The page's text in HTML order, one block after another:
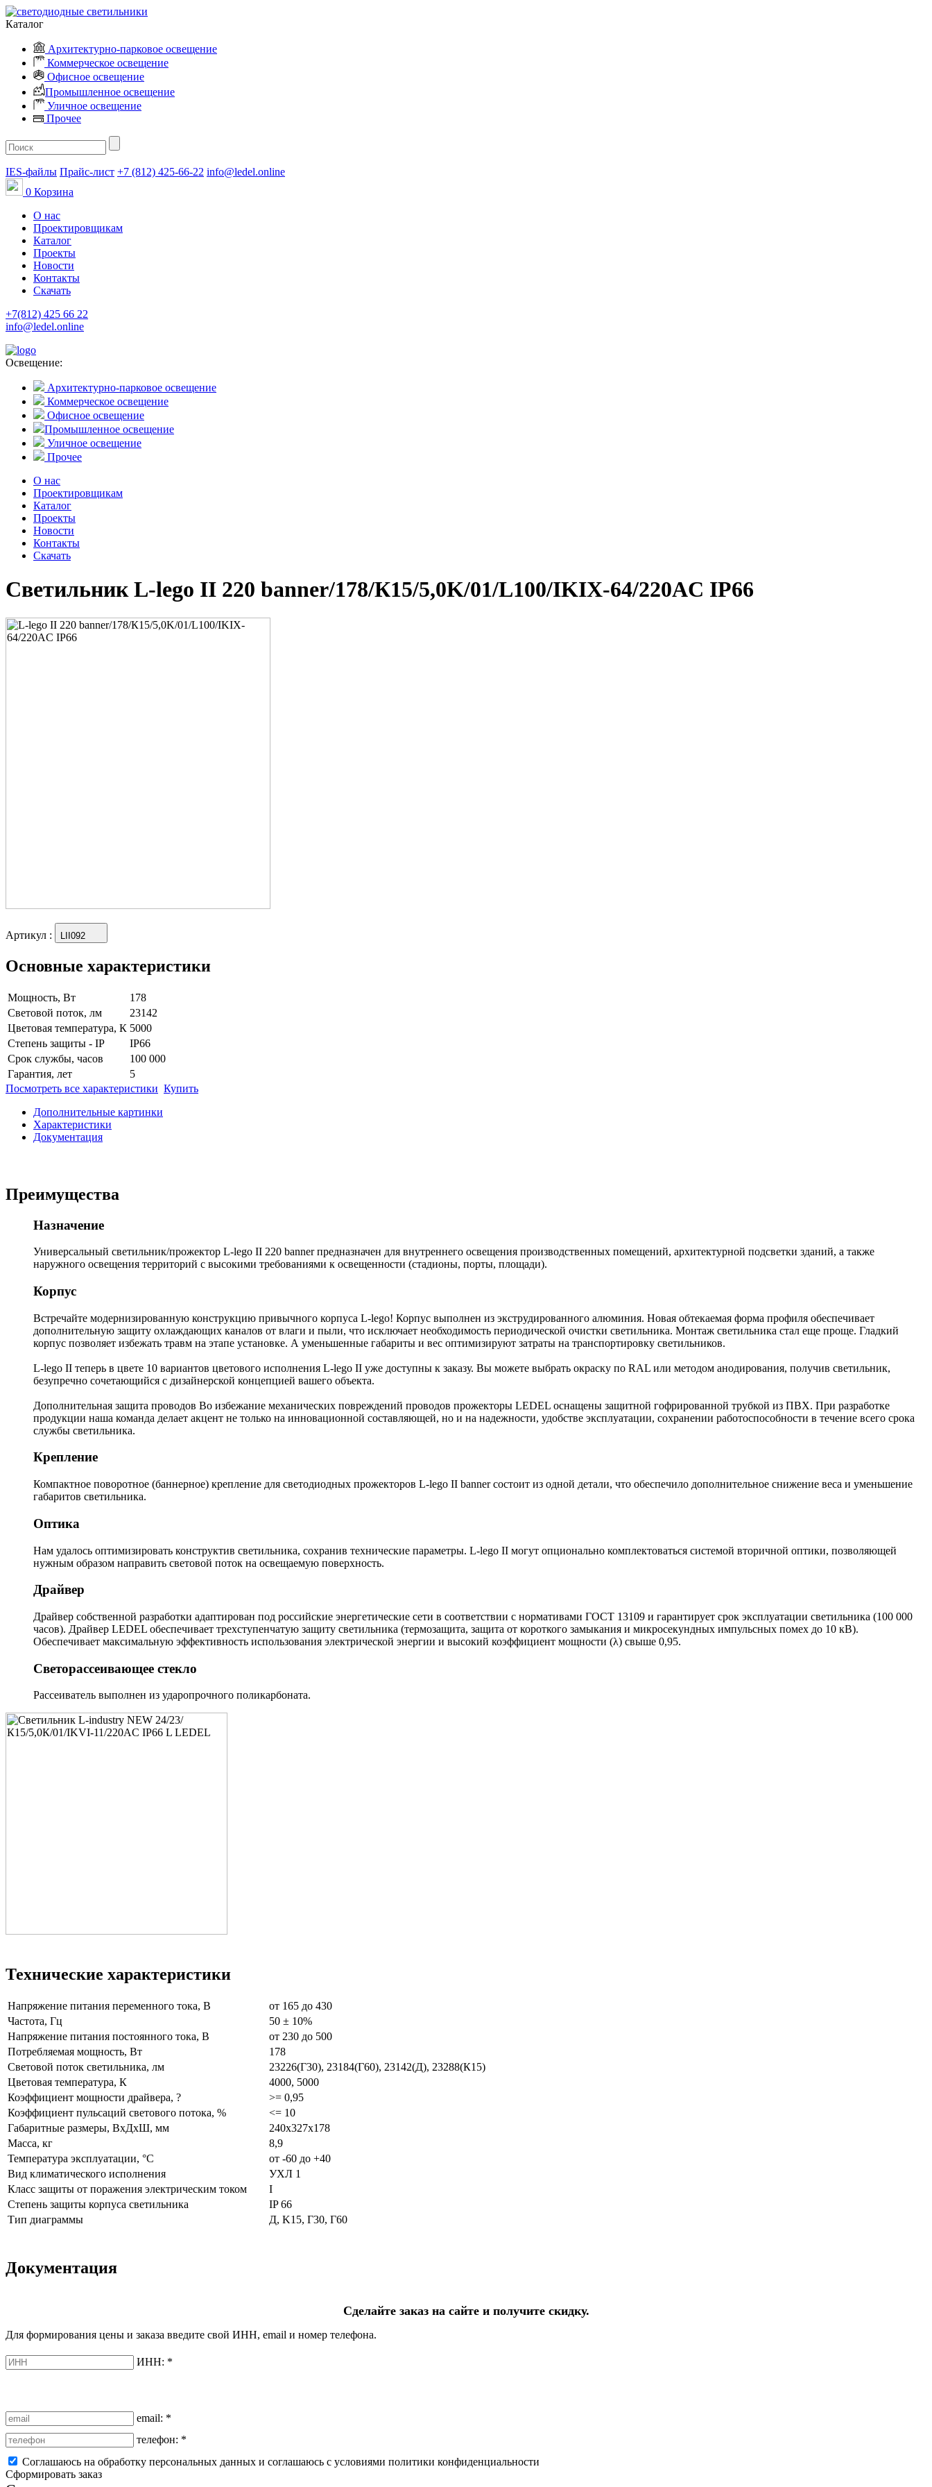
Каталог
Архитектурно-парковое освещение
Коммерческое освещение
Офисное освещение
Промышленное освещение
Уличное освещение
Прочее
IES-файлы Прайс-лист +7 (812) 425-66-22 info@ledel.online
0 Корзина
О нас
Проектировщикам
Каталог
Проекты
Новости
Контакты
Скачать
+7(812) 425 66 22
info@ledel.online
Освещение:
Архитектурно-парковое освещение
Коммерческое освещение
Офисное освещение
Промышленное освещение
Уличное освещение
Прочее
О нас
Проектировщикам
Каталог
Проекты
Новости
Контакты
Скачать
Светильник L-lego II 220 banner/178/К15/5,0K/01/L100/IKIX-64/220AC IP66
Артикул : LII092
Основные характеристики
Мощность, Вт
178
Световой поток, лм
23142
Цветовая температура, К 5000
Степень защиты - IP
IP66
Срок службы, часов
100 000
Гарантия, лет
5
Посмотреть все характеристики Купить
Дополнительные картинки
Характеристики
Документация
Преимущества
Назначение
Универсальный светильник/прожектор L-lego II 220 banner предназначен для внутреннего освещения производственных помещений, архитектурной подсветки зданий, а также
наружного освещения территорий с высокими требованиями к освещенности (стадионы, порты, площади).
Корпус
Встречайте модернизированную конструкцию привычного корпуса L-lego! Корпус выполнен из экструдированного алюминия. Новая обтекаемая форма профиля обеспечивает
дополнительную защиту охлаждающих каналов от влаги и пыли, что исключает необходимость периодической очистки светильника. Монтаж светильника стал еще проще. Гладкий
корпус позволяет избежать травм на этапе установке. А уменьшенные габариты и вес оптимизируют затраты на транспортировку светильников.
L-lego II теперь в цвете 10 вариантов цветового исполнения L-lego II уже доступны к заказу. Вы можете выбрать окраску по RAL или методом анодирования, получив светильник,
безупречно сочетающийся с дизайнерской концепцией вашего объекта.
Дополнительная защита проводов Во избежание механических повреждений проводов прожекторы LEDEL оснащены защитной гофрированной трубкой из ПВХ. При разработке
продукции наша команда делает акцент не только на инновационной составляющей, но и на надежности, удобстве эксплуатации, сохранении работоспособности в течение всего срока
службы светильника.
Крепление
Компактное поворотное (баннерное) крепление для светодиодных прожекторов L-lego II banner состоит из одной детали, что обеспечило дополнительное снижение веса и уменьшение
габаритов светильника.
Оптика
Нам удалось оптимизировать конструктив светильника, сохранив технические параметры. L-lego II могут опционально комплектоваться системой вторичной оптики, позволяющей
нужным образом направить световой поток на освещаемую поверхность.
Драйвер
Драйвер собственной разработки адаптирован под российские энергетические сети в соответствии с нормативами ГОСТ 13109 и гарантирует срок эксплуатации светильника (100 000
часов). Драйвер LEDEL обеспечивает трехступенчатую защиту светильника (термозащита, защита от короткого замыкания и микросекундных импульсных помех до 10 кВ).
Обеспечивает максимальную эффективность использования электрической энергии и высокий коэффициент мощности (λ) свыше 0,95.
Светорассеивающее стекло
Рассеиватель выполнен из ударопрочного поликарбоната.
Технические характеристики
Напряжение питания переменного тока, В
от 165 до 430
Частота, Гц
50 ± 10%
Напряжение питания постоянного тока, В
от 230 до 500
Потребляемая мощность, Вт
178
Световой поток светильника, лм
23226(Г30), 23184(Г60), 23142(Д), 23288(К15)
Цветовая температура, К
4000, 5000
Коэффициент мощности драйвера, ?
>= 0,95
Коэффициент пульсаций светового потока, %
<= 10
Габаритные размеры, ВхДхШ, мм
240x327x178
Масса, кг
8,9
Температура эксплуатации, °С
от -60 до +40
Вид климатического исполнения
УХЛ 1
Класс защиты от поражения электрическим током
I
Степень защиты корпуса светильника
IP 66
Тип диаграммы
Д, K15, Г30, Г60
Документация
Сделайте заказ на сайте и получите скидку.
Для формирования цены и заказа введите свой ИНН, email и номер телефона.
ИНН: *
email: *
телефон: *
Соглашаюсь на обработку персональных данных и соглашаюсь с условиями политики конфиденциальности
Сформировать заказ